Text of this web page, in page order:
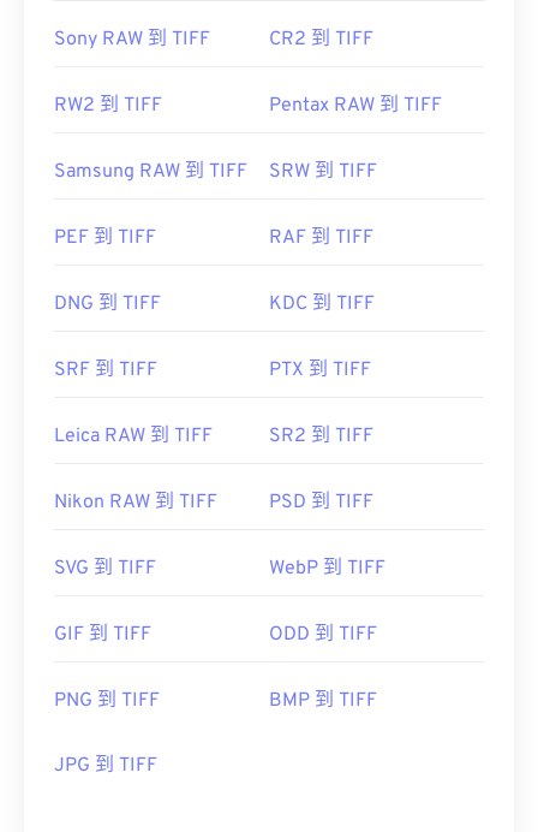
Sony RAW 到 TIFF CR2 到 TIFF
RW2 到 TIFF Pentax RAW 到 TIFF
Samsung RAW 到 TIFF SRW 到 TIFF
PEF 到 TIFF RAF 到 TIFF
DNG 到 TIFF KDC 到 TIFF
SRF 到 TIFF PTX 到 TIFF
Leica RAW 到 TIFF SR2 到 TIFF
Nikon RAW 到 TIFF PSD 到 TIFF
SVG 到 TIFF WebP 到 TIFF
GIF 到 TIFF ODD 到 TIFF
PNG 到 TIFF BMP 到 TIFF
JPG 到 TIFF